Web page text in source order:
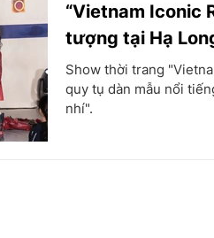
“Vietnam Iconic
tượng tại Hạ
Show thời trang
quy tụ dàn mẫu nổi
nhí".